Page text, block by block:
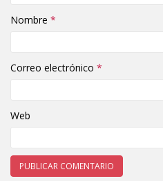
Nombre *
Correo electrónico *
Web